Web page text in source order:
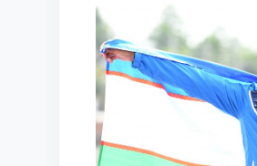
ПЕРСОНАЛИИ